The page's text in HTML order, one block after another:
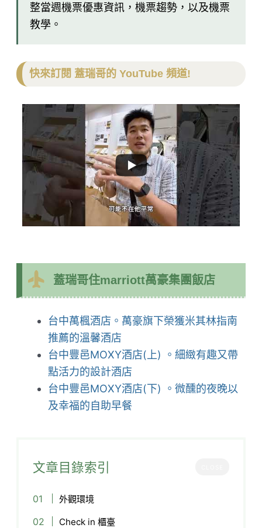
整當週機票優惠資訊，機票趨勢，以及機票
教學。
快來訂閱 蓋瑞哥的 YouTube 頻道!
蓋瑞哥住marriott萬豪集團飯店
台中萬楓酒店。萬豪旗下榮獲米其林指南
推薦的溫馨酒店
台中豐邑MOXY酒店(上) 。細緻有趣又帶
點活力的設計酒店
台中豐邑MOXY酒店(下) 。微醺的夜晚以
及幸福的自助早餐
文章目錄索引
外觀環境
Check in 櫃臺